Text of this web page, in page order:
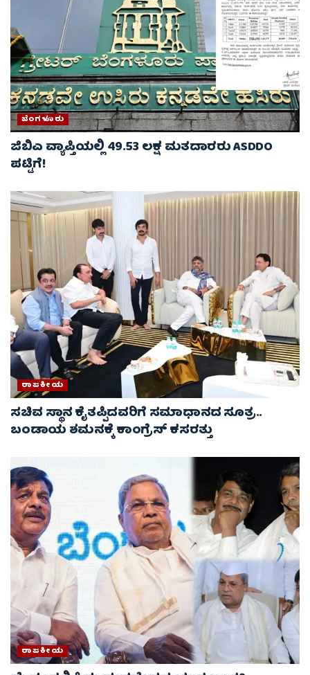
ಬೆಂಗಳೂರು
ಜಿಬಿಎ ವ್ಯಾಪ್ತಿಯಲ್ಲಿ 49.53 ಲಕ್ಷ ಮತದಾರರು ASDDO
ಪಟ್ಟಿಗೆ!
ರಾಜಕೀಯ
ಸಚಿವ ಸ್ಥಾನ ಕೈತಪ್ಪಿದವರಿಗೆ ಸಮಾಧಾನದ ಸೂತ್ರ..
ಬಂಡಾಯ ಶಮನಕ್ಕೆ ಕಾಂಗ್ರೆಸ್ ಕಸರತ್ತು
ರಾಜಕೀಯ